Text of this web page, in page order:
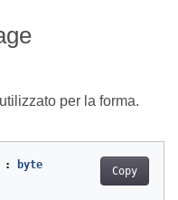
per la forma.
Copy
: byte